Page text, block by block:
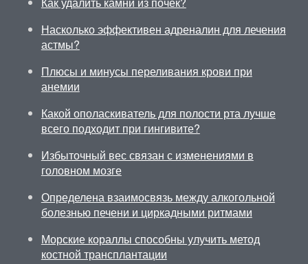
Насколько эффективен адреналин для лечения
астмы?
Плюсы и минусы переливания крови при
анемии
Какой ополаскиватель для полости рта лучше
всего подходит при гингивите?
Избыточный вес связан с изменениями в
головном мозге
Определена взаимосвязь между алкогольной
болезнью печени и циркадными ритмами
Морские кораллы способны улучить метод
костной трансплантации